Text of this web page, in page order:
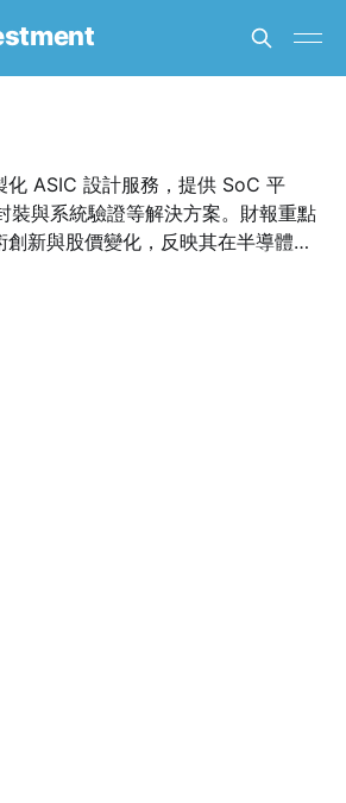
化 ASIC 設計服務，提供 SoC 平
裝與系統驗證等解決方案。財報重點
新與股價變化，反映其在半導體設